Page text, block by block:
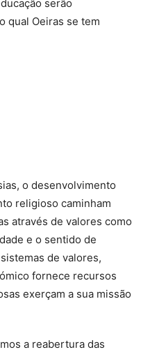
serão
qual Oeiras se tem
o desenvolvimento
religioso caminham
através de valores como
e o sentido de
de valores,
fornece recursos
exerçam a sua missão
a reabertura das